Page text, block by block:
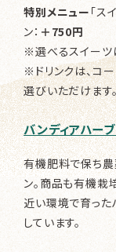
特別メニュー 「ス
ン： ＋750円
※選べるスイーツ
※ドリンクは、コ
選びいただけます
バンディアハー
有機肥料で保ち
ン。商品も有機栽
近い環境で育っ
しています。